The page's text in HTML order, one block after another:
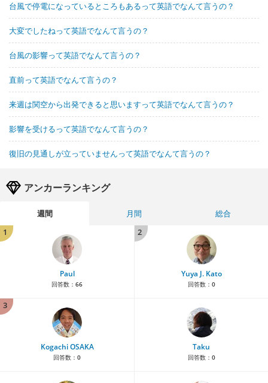
台風で停電になっているところもあるって英語でなんて言うの？
大変でしたねって英語でなんて言うの？
台風の影響って英語でなんて言うの？
直前って英語でなんて言うの？
来週は関空から出発できると思いますって英語でなんて言うの？
影響を受けるって英語でなんて言うの？
復旧の見通しが立っていませんって英語でなんて言うの？
アンカーランキング
週間 月間
総合
1
Paul
回答数： 66
2
Yuya J. Kato
回答数： 0
3
Kogachi OSAKA
回答数： 0
Taku
回答数： 0